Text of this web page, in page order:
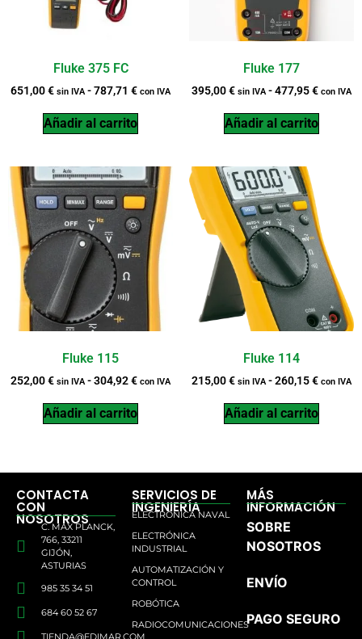
Fluke 375 FC
651,00€ sin IVA -787,71 € con IVA
Añadir al carrito
Fluke 177
395,00€ sin IVA -477,95€ con IVA
Añadir al carrito
Fluke 115
252,00€ sin IVA -304,92€ con IVA
Añadir al carrito
Fluke 114
215,00€ sin IVA -260,15€ con IVA
Añadir al carrito
CONTACTA
CON
NOSOTROS
C. MAX PLANCK,
766, 33211
GIJÓN,
ASTURIAS
985 35 34 51
684 60 52 67
TIENDA@EDIMAR.COM
SERVICIOS DE
INGENIERÍA
ELECTRÓNICA NAVAL
ELECTRÓNICA
INDUSTRIAL
AUTOMATIZACIÓN Y
CONTROL
ROBÓTICA
RADIOCOMUNICACIONES
MÁS
INFORMACIÓN
SOBRE
NOSOTROS
ENVÍO
PAGO SEGURO